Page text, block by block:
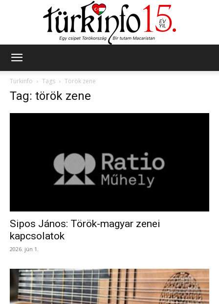
Türkinfo
Tags Török zene
Tag: török zene
Sipos János: Török-magyar zenei
kapcsolatok
2026. jún 1.